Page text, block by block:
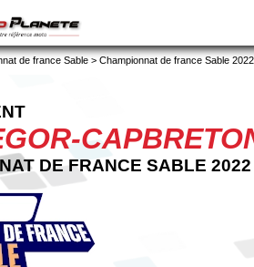
de france Sable > Championnat de france Sable 2022
DE FRANCE SABLE 2022